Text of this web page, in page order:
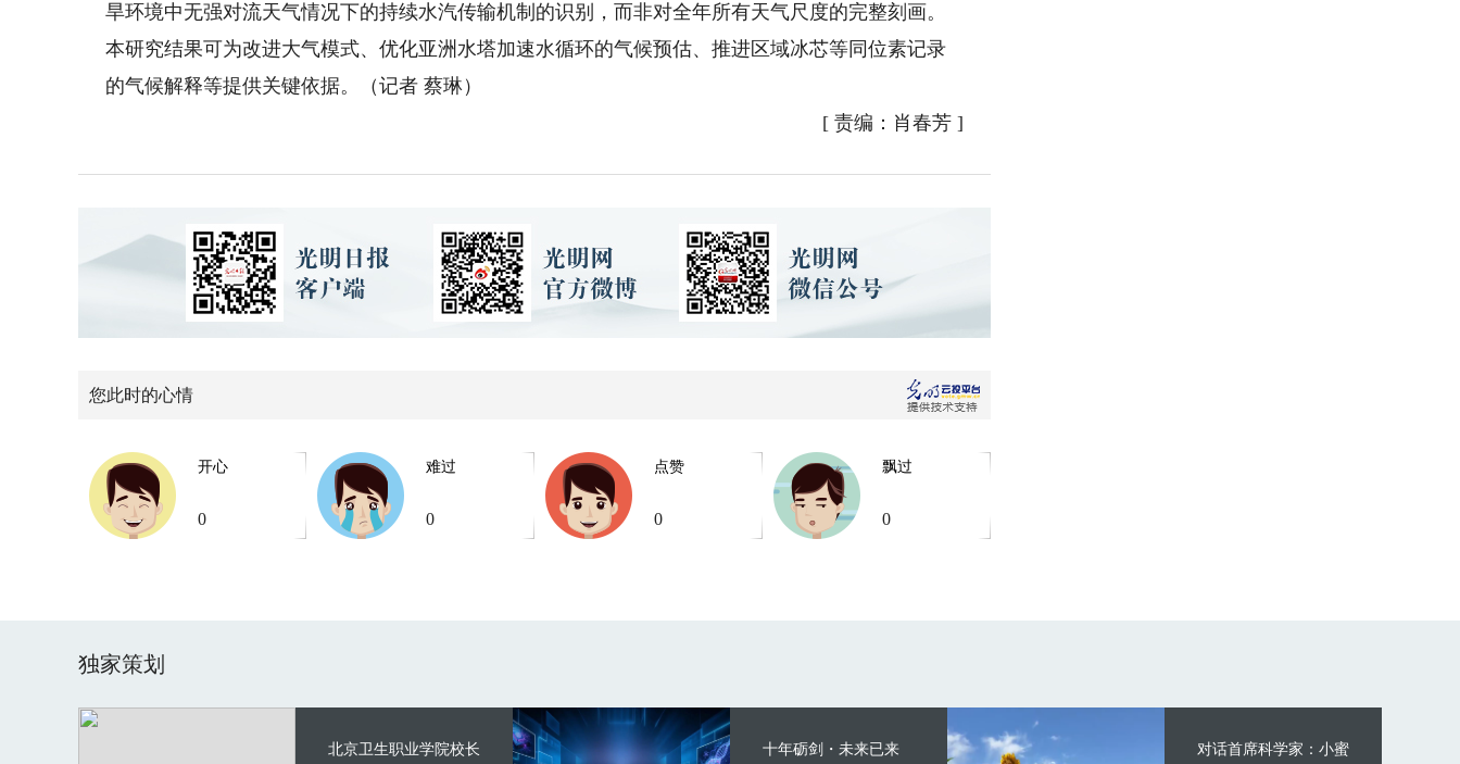
旱环境中无强对流天气情况下的持续水汽传输机制的识别，而非对全年所有天气尺度的完整刻画。
本研究结果可为改进大气模式、优化亚洲水塔加速水循环的气候预估、推进区域冰芯等同位素记录
的气候解释等提供关键依据。（记者 蔡琳）
[ 责编：肖春芳 ]
您此时的心情
开心
0
难过
0
点赞
0
飘过
0
独家策划
北京卫生职业学院校长
十年砺剑・未来已来
对话首席科学家：小蜜